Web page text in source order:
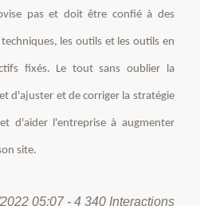
pas et doit être confié à des
les outils et les outils en
fixés. Le tout sans oublier la
d'ajuster et de corriger la stratégie
d'aider l'entreprise à augmenter
site.
05:07 - 4 340 Interactions